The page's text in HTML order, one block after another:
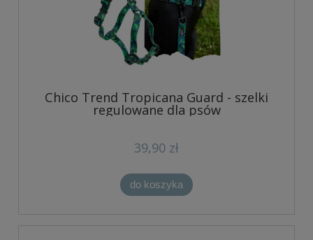
Chico Trend Tropicana Guard - szelki
regulowane dla psów
39,90 zł
do koszyka